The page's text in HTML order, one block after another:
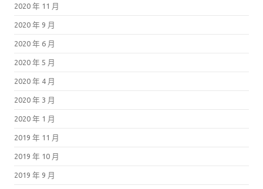
2020 年 11 月
2020 年 9 月
2020 年 6 月
2020 年 5 月
2020 年 4 月
2020 年 3 月
2020 年 1 月
2019 年 11 月
2019 年 10 月
2019 年 9 月